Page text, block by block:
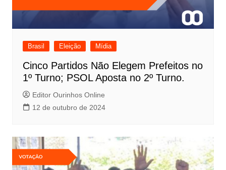
Brasil Eleição Mídia
Cinco Partidos Não Elegem Prefeitos no
1º Turno; PSOL Aposta no 2º Turno.
Editor Ourinhos Online
12 de outubro de 2024